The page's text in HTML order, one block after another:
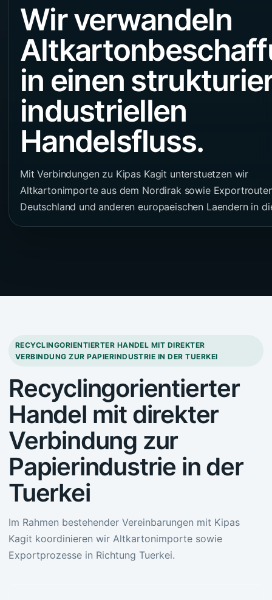
Wir verwandeln
in einen
industriellen
Handelsfluss.
Mit Verbindungen zu Kipas Kagit unterstuetzen wir
Altkartonimporte aus dem Nordirak sowie
Deutschland und anderen europaeischen Laendern in
RECYCLINGORIENTIERTER HANDEL MIT DIREKTER
VERBINDUNG ZUR PAPIERINDUSTRIE IN DER TUERKEI
Recyclingorientierter
Handel mit direkter
Verbindung zur
Papierindustrie in der
Tuerkei
Im Rahmen bestehender Vereinbarungen mit Kipas
Kagit koordinieren wir Altkartonimporte sowie
Exportprozesse in Richtung Tuerkei.